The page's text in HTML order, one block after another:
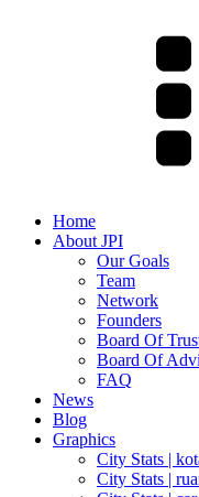
Home
About JPI
Our Goals
Team
Network
Founders
Board Of
Board Of
FAQ
News
Blog
Graphics
City Stats |
City Stats |